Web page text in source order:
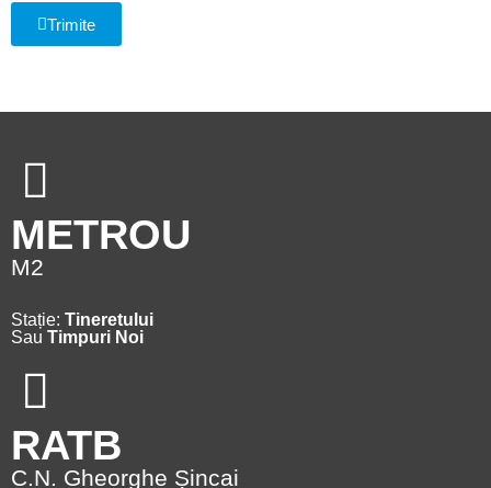
Trimite
METROU
M2
Stație: Tineretului
Sau Timpuri Noi
RATB
C.N. Gheorghe Șincai